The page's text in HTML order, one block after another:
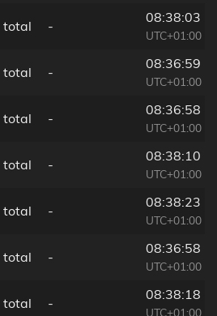
total -
08:38:03
UTC+01:00
total -
08:36:59
UTC+01:00
total -
08:36:58
UTC+01:00
total -
08:38:10
UTC+01:00
total -
08:38:23
UTC+01:00
total -
08:36:58
UTC+01:00
total -
08:38:18
UTC+01:00